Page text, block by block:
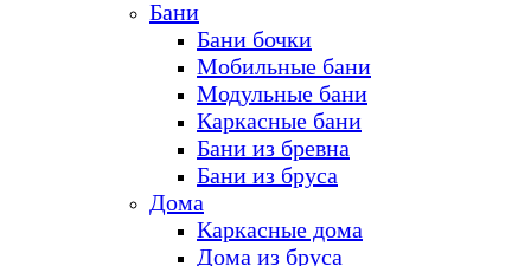
Бани
Бани бочки
Мобильные бани
Модульные бани
Каркасные бани
Бани из бревна
Бани из бруса
Дома
Каркасные дома
Дома из бруса